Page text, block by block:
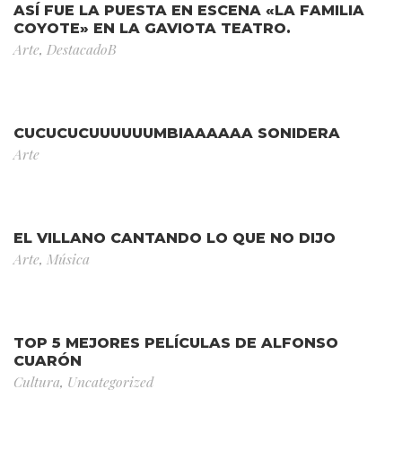
ASÍ FUE LA PUESTA EN ESCENA «LA FAMILIA
COYOTE» EN LA GAVIOTA TEATRO.
Arte, DestacadoB
CUCUCUCUUUUUUMBIAAAAAA SONIDERA
Arte
EL VILLANO CANTANDO LO QUE NO DIJO
Arte, Música
TOP 5 MEJORES PELÍCULAS DE ALFONSO
CUARÓN
Cultura, Uncategorized